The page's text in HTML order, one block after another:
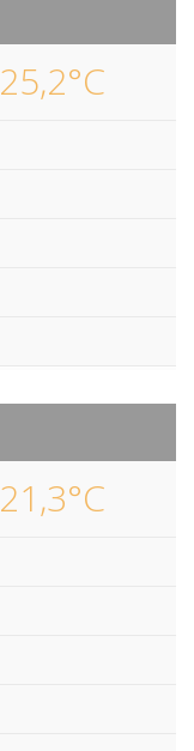
25,2°C
21,3°C